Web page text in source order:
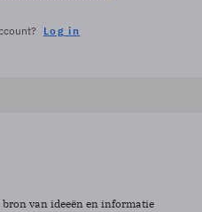
Log in
bron van ideeën en informatie